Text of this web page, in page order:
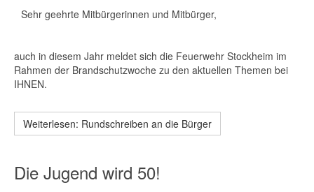
Sehr geehrte Mitbürgerinnen und Mitbürger,
auch in diesem Jahr meldet sich die Feuerwehr Stockheim im
Rahmen der Brandschutzwoche zu den aktuellen Themen bei
IHNEN.
Weiterlesen: Rundschreiben an die Bürger
Die Jugend wird 50!